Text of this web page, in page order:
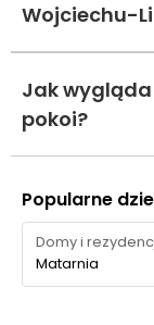
Wojciechu-
Jak wygląda
pokoi?
Popularne
Matarnia